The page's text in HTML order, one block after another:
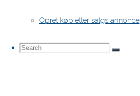
Opret køb eller salgs annonce
Search
Search
Search